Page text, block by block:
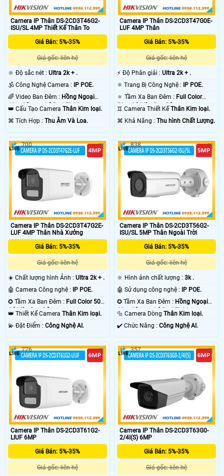
Camera IP Thân DS-2CD3T46G2-
ISU/SL 4MP Thiết Kế Thân To
Giá Bán: 5%-35%
Giá gốc: liên hệ
🔆 Độ sắc nét : Ultra 2k + .
🕉️ Công Nghệ Camera : IP POE.
🌈 Video Ban Đêm : Hồng Ngoại
60m Công nghệ DarkFighter.
👑 Cấu Tạo Camera Thân Kim loại.
️⌘ Tích Hợp : Thu Âm Và Loa.
Camera IP Thân DS-2CD3T47G0E-
LUF 4MP Thân
Giá Bán: 5%-35%
Giá gốc: liên hệ
️⚡ Độ Phân giải :Ultra 2k + .
⚛️ Trang Bị Công Nghệ : IP POE.
🔅 Tầm Xa Ban Đêm : Full Color
50m Có Màu Ban Ðêm.
♊ Camera Thiết KếThân Kim loại.
️⌘ Khả Năng :Thu hình Chất Lượng.
Camera IP Thân DS-2CD3T47G2E-
LUF 4MP Thân Nhà Xưởng
Giá Bán: 5%-35%
Giá gốc: liên hệ
☀️ Chất lượng hình Ảnh : Ultra 2k + .
🤖️ Camera Công nghệ :
IP POE.
✪ Tầm Xa Ban Đêm : Full Color 50m
Có Màu Ban Ðêm.
👑 Thiết Kế Camera Thân Kim loại.
️💫 Đặt Điểm : Công Nghệ AI.
700
Camera IP Thân DS-2CD3T56G2-
ISU/SL 5MP Thân Ngoài Trời
Giá Bán: 5%-35%
Giá gốc: liên hệ
🔆 Hình ảnh chất lượng :3k .
🤖️ Sử dụng công nghệ :
IP POE.
✪ Tầm Xa Ban Đêm : Hồng Ngoại
60m Công nghệ DarkFighter.
🔩 Camera DòngThân Kim loại.
️✔️ Chức Năng :Công Nghệ AI.
838
Camera IP Thân DS-2CD3T61G2-
LIUF 6MP
Giá Bán: 5%-35%
Giá gốc: liên hệ
776
Camera IP Thân DS-2CD3T63G0-
2/4I(S) 6MP
Giá Bán: 5%-35%
Giá gốc: liên hệ
357